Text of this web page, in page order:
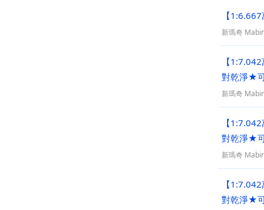
新瑪奇
【
對乾淨★
新瑪奇
【
對乾淨★
新瑪奇
【
對乾淨★